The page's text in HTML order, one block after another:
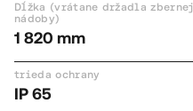
Dĺžka (vrátane držadla zbernej
nádoby)
1 820 mm
trieda ochrany
IP 65